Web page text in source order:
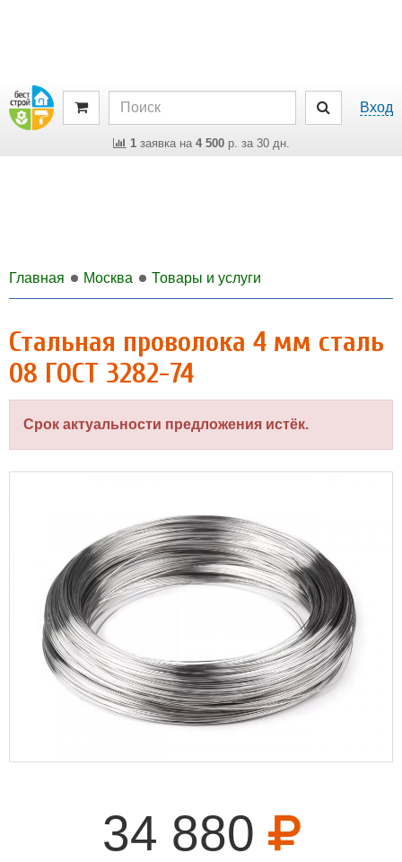
Вход
1заявка на 4 500р. за 30 дн.
Главная Москва Товары и услуги
Стальная проволока 4 мм сталь
08 ГОСТ 3282-74
Срок актуальности предложения истёк.
34 880